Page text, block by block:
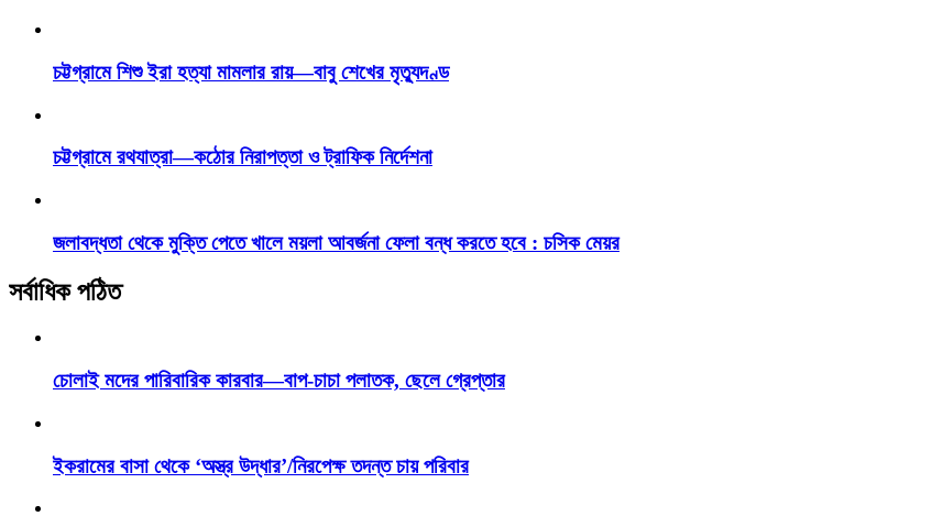
চট্টগ্রামে শিশু ইরা হত্যা মামলার রায়—বাবু শেখের মৃত্যুদণ্ড
চট্টগ্রামে রথযাত্রা—কঠোর নিরাপত্তা ও ট্রাফিক নির্দেশনা
জলাবদ্ধতা থেকে মুক্তি পেতে খালে ময়লা আবর্জনা ফেলা বন্ধ করতে হবে : চসিক মেয়র
সর্বাধিক পঠিত
চোলাই মদের পারিবারিক কারবার—বাপ-চাচা পলাতক, ছেলে গ্রেপ্তার
ইকরামের বাসা থেকে ‘অস্ত্র উদ্ধার’/নিরপেক্ষ তদন্ত চায় পরিবার